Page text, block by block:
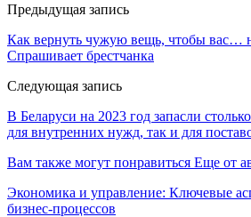
Предыдущая запись
Как вернуть чужую вещь, чтобы вас…
Спрашивает брестчанка
Следующая запись
В Беларуси на 2023 год запасли
для внутренних нужд, так и для
Вам также могут понравиться Еще от
Экономика и управление: Ключевые
бизнес-процессов